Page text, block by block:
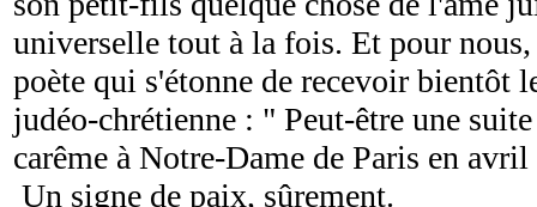
universelle tout à la fois. Et pour
poète qui s'étonne de recevoir bientôt
judéo-chrétienne : " Peut-être une
carême à Notre-Dame de Paris en
Un signe de paix, sûrement.